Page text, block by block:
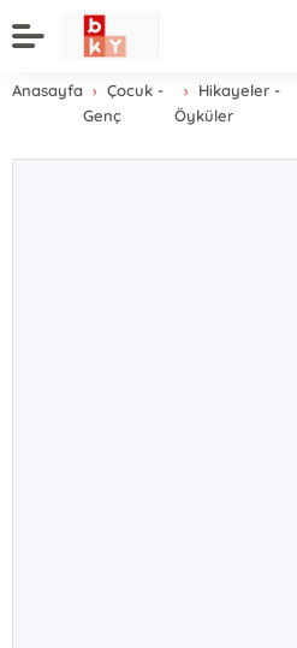
Anasayfa
Çocuk -
Genç
Hikayeler -
Öyküler